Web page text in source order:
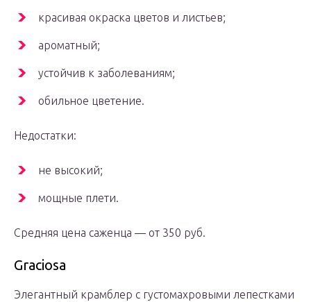
красивая окраска цветов и листьев;
ароматный;
устойчив к заболеваниям;
обильное цветение.
Недостатки:
не высокий;
мощные плети.
Средняя цена саженца — от 350 руб.
Graciosa
Элегантный крамблер с густомахровыми лепестками